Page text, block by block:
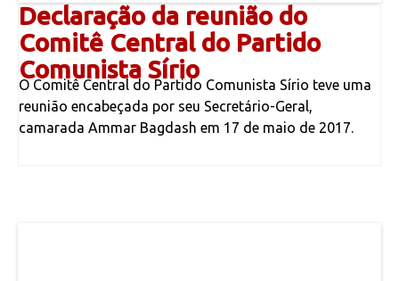
Declaração da reunião do
Comitê Central do Partido
Comunista Sírio
O Comitê Central do Partido Comunista Sírio teve uma
reunião encabeçada por seu Secretário-Geral,
camarada Ammar Bagdash em 17 de maio de 2017.